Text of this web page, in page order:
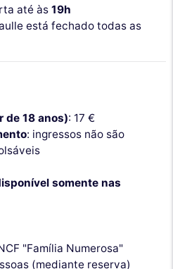
até às19h
está fechado todas as
de 18 anos): 17 €
: ingressos não são
somente nas
"Família Numerosa"
(mediante reserva)